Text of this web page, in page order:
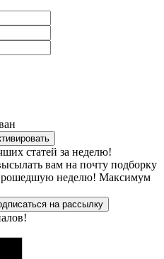
статей за неделю!
вам на почту подборку
неделю! Максимум
на рассылку